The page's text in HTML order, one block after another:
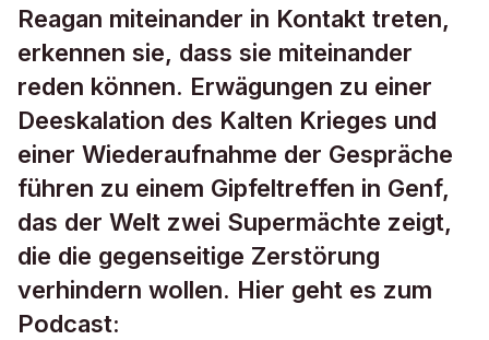
Reagan miteinander in Kontakt treten,
erkennen sie, dass sie miteinander
reden können. Erwägungen zu einer
Deeskalation des Kalten Krieges und
einer Wiederaufnahme der Gespräche
führen zu einem Gipfeltreffen in Genf,
das der Welt zwei Supermächte zeigt,
die die gegenseitige Zerstörung
verhindern wollen. Hier geht es zum
Podcast: